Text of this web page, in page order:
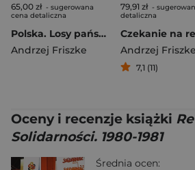
65,00 zł - sugerowana
cena detaliczna
Polska. Losy państwa i narodu 1939-1989
Andrzej Friszke
79,91 zł -
detaliczna
Andrzej Friszke
7,1 (11)
Oceny i recenzje książki
Solidarności. 1980-1981
Średnia ocen: